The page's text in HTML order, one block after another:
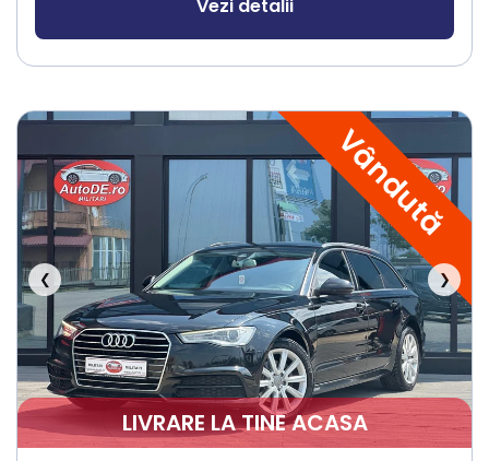
Vezi detalii
Vândută
❮ ❯
LIVRARE LA TINE ACASA